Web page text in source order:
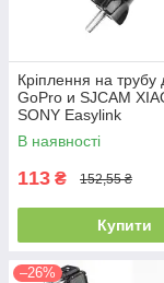
Кріплення на трубу
GoPro и SJCAM
SONY Easylink
В наявності
113 ₴ 152,55 ₴
Купити
–26%